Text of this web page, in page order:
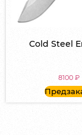
Cold Steel
8100 ₽